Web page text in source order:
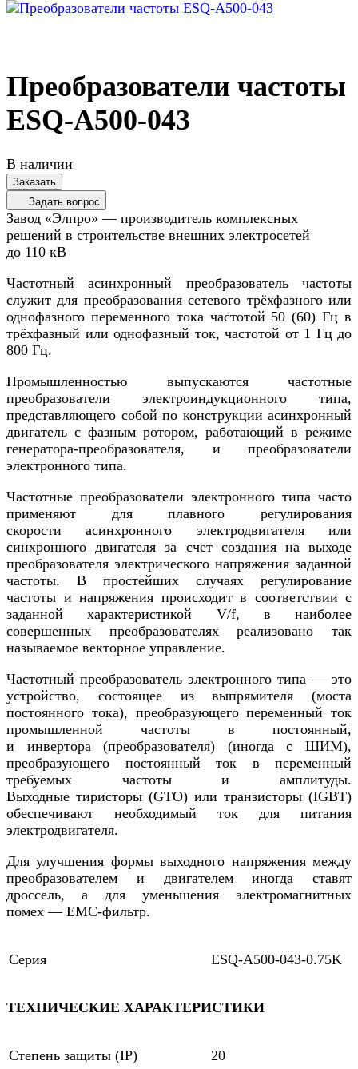
Преобразователи частоты
ESQ-A500-043
В наличии
Заказать
Задать вопрос
Завод «Элпро» — производитель комплексных
решений в строительстве внешних электросетей
до 110 кВ
Частотный асинхронный преобразователь частоты
служит для преобразования сетевого трёхфазного или
однофазного переменного тока частотой 50 (60) Гц в
трёхфазный или однофазный ток, частотой от 1 Гц до
800 Гц.
Промышленностью выпускаются частотные
преобразователи электроиндукционного типа,
представляющего собой по конструкции асинхронный
двигатель с фазным ротором, работающий в режиме
генератора-преобразователя, и преобразователи
электронного типа.
Частотные преобразователи электронного типа часто
применяют для плавного регулирования
скорости асинхронного электродвигателя или
синхронного двигателя за счет создания на выходе
преобразователя электрического напряжения заданной
частоты. В простейших случаях регулирование
частоты и напряжения происходит в соответствии с
заданной характеристикой V/f, в наиболее
совершенных преобразователях реализовано так
называемое векторное управление.
Частотный преобразователь электронного типа — это
устройство, состоящее из выпрямителя (моста
постоянного тока), преобразующего переменный ток
промышленной частоты в постоянный,
и инвертора (преобразователя) (иногда с ШИМ),
преобразующего постоянный ток в переменный
требуемых частоты и амплитуды.
Выходные тиристоры (GTO) или транзисторы (IGBT)
обеспечивают необходимый ток для питания
электродвигателя.
Для улучшения формы выходного напряжения между
преобразователем и двигателем иногда ставят
дроссель, а для уменьшения электромагнитных
помех — EMC-фильтр.
Серия ESQ-A500-043-0.75K
ТЕХНИЧЕСКИЕ ХАРАКТЕРИСТИКИ
Степень защиты (IP) 20